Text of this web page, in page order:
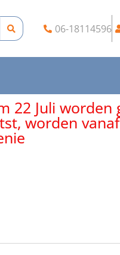
06-18114596
22 Juli
worden